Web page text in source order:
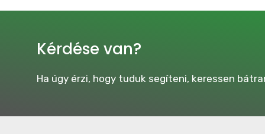
Kérdése van?
Ha úgy érzi, hogy tuduk segíteni, keressen